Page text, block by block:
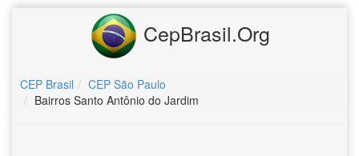
CepBrasil.Org
CEP Brasil
CEP São Paulo
Bairros Santo Antônio do Jardim